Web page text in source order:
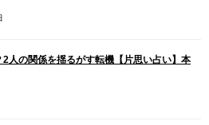
2人の関係を揺るがす転機【片思い占い】本